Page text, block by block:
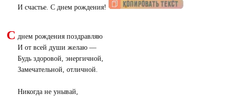
И счастье. С днем рождения!
С днем рождения поздравляю
И от всей души желаю —
Будь здоровой, энергичной,
Замечательной, отличной.
Никогда не унывай,